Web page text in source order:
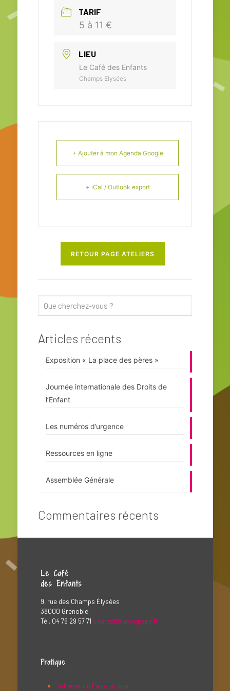
TARIF
5 à 11 €
LIEU
Le Café des Enfants
Champs Elysées
+ Ajouter à mon Agenda Google
+ iCal / Outlook export
RETOUR PAGE ATELIERS
Articles récents
Exposition « La place des pères »
Journée internationale des Droits de
l’Enfant
Les numéros d’urgence
Ressources en ligne
Assemblée Générale
Commentaires récents
Le Café
des Enfants
9, rue des Champs Élysées
38000 Grenoble
Tél. 04 76 29 57 71 contact@lasoupape.fr
Pratique
Adhérer ou Faire un don